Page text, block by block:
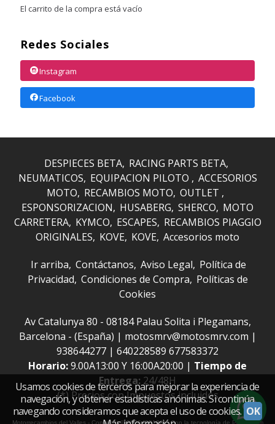
El carrito de la compra está vacío
Redes Sociales
Instagram
Facebook
DESPIECES BETA RACING PARTS BETA
NEUMATICOS EQUIPACION PILOTO
ACCESORIOS
MOTO RECAMBIOS MOTO OUTLET
ESPONSORIZACION
HUSABERG SHERCO MOTO
CARRETERA KYMCO ESCAPES RECAMBIOS PIAGGIO
ORIGINALES KOVE KOVE Accesorios moto
Ir arriba Contáctanos Aviso Legal Política de
Privacidad Condiciones de Compra Políticas de
Cookies
Av Catalunya 80 - 08184 Palau Solita i Plegamans,
Barcelona - (España) | motosmrv@motosmrv.com |
938644277 | 640228589 677583372
Horario:9.00A13:00 Y 16:00A20:00 | Tiempo de
Entrega: 24/48H
(*) Precios con Impuestos incluidos
Usamos cookies de terceros para mejorar la experiencia de
navegación, y obtener estadísticas anónimas. Si continúa
navegando consideramos que acepta el uso de cookies. OK